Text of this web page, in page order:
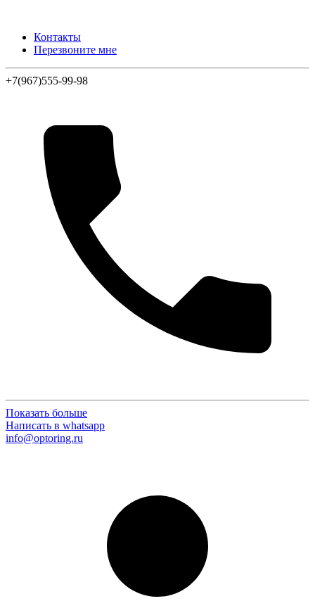
Контакты
Перезвоните мне
+7(967)555-99-98
Показать больше
Написать в whatsapp
info@optoring.ru